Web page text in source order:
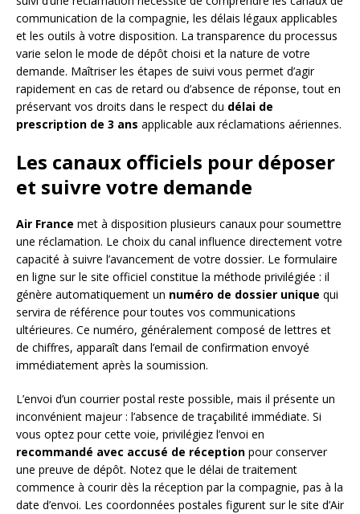
communication de la compagnie, les délais légaux applicables
et les outils à votre disposition. La transparence du processus
varie selon le mode de dépôt choisi et la nature de votre
demande. Maîtriser les étapes de suivi vous permet d’agir
rapidement en cas de retard ou d’absence de réponse, tout en
préservant vos droits dans le respect du délai de
prescription de 3 ans applicable aux réclamations aériennes.
Les canaux officiels pour déposer
et suivre votre demande
Air France met à disposition plusieurs canaux pour soumettre
une réclamation. Le choix du canal influence directement votre
capacité à suivre l’avancement de votre dossier. Le formulaire
en ligne sur le site officiel constitue la méthode privilégiée : il
génère automatiquement un numéro de dossier unique qui
servira de référence pour toutes vos communications
ultérieures. Ce numéro, généralement composé de lettres et
de chiffres, apparaît dans l’email de confirmation envoyé
immédiatement après la soumission.
L’envoi d’un courrier postal reste possible, mais il présente un
inconvénient majeur : l’absence de traçabilité immédiate. Si
vous optez pour cette voie, privilégiez l’envoi en
recommandé avec accusé de réception pour conserver
une preuve de dépôt. Notez que le délai de traitement
commence à courir dès la réception par la compagnie, pas à la
date d’envoi. Les coordonnées postales figurent sur le site d’Air